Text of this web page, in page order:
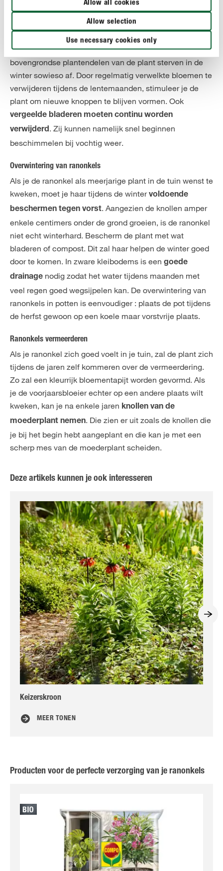
Allow all cookies
Allow selection
Use necessary cookies only
planten uitgebloeid zijn, kan je stoppen met bemesten.
Ranonkel snoeien
Ranonkelshoeven niet gesnoeid te worden. De
bovengrondse plantendelen van de plant sterven in de
winter sowieso af. Door regelmatig verwelkte bloemen te
verwijderen tijdens de lentemaanden, stimuleer je de
plant om nieuwe knoppen te blijven vormen. Ook
vergeelde bladeren moeten continu worden
verwijderd. Zij kunnen namelijk snel beginnen
beschimmelen bij vochtig weer.
Overwintering van ranonkels
Als je de ranonkel als meerjarige plant in de tuin wenst te
kweken, moet je haar tijdens de wintervoldoende
beschermen tegen vorst. Aangezien de knollen amper
enkele centimers onder de grond groeien, is de ranonkel
niet echt winterhard. Bescherm de plant met wat
bladeren of compost. Dit zal haar helpen de winter goed
door te komen. In zware kleibodems is een goede
drainage nodig zodat het water tijdens maanden met
veel regen goed wegsijpelen kan. De overwintering van
ranonkels in potten is eenvoudiger : plaats de pot tijdens
de herfst gewoon op een koele maar vorstvrije plaats.
Ranonkels vermeerderen
Als je ranonkel zich goed voelt in je tuin, zal de plant zich
tijdens de jaren zelf kommeren over de vermeerdering.
Zo zal een kleurrijk bloementapijt worden gevormd. Als
je de voorjaarsbloeier echter op een andere plaats wilt
kweken, kan je na enkele jaren knollen van de
moederplant nemen. Die zien er uit zoals de knollen die
je bij het begin hebt aangeplant en die kan je met een
scherp mes van de moederplant scheiden.
Deze artikels kunnen je ook interesseren
Keizerskroon
MEER TONEN
Producten voor de perfecte verzorging van je ranonkels